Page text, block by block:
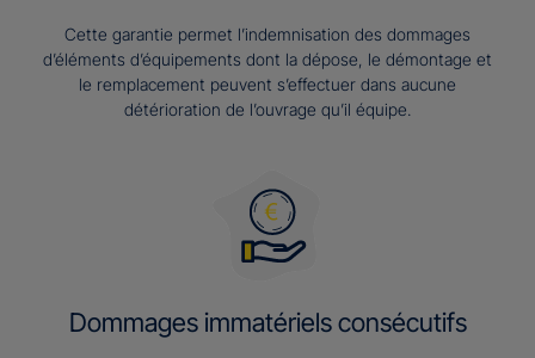
Cette garantie permet l’indemnisation des dommages
d’éléments d’équipements dont la dépose, le démontage et
le remplacement peuvent s’effectuer dans aucune
détérioration de l’ouvrage qu’il équipe.
Dommages immatériels consécutifs